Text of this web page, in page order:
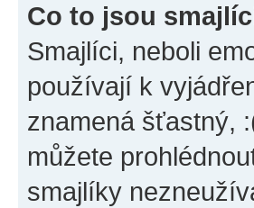
Co to jsou
Smajlíci, neboli
používají k
znamená šťastný,
můžete
smajlíky